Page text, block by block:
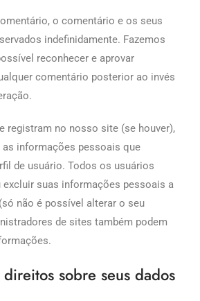
o comentário e os seus
indefinidamente. Fazemos
reconhecer e aprovar
comentário posterior ao invés
registram no nosso site (se houver),
informações pessoais que
de usuário. Todos os usuários
excluir suas informações pessoais a
não é possível alterar o seu
de sites também podem
sobre seus dados